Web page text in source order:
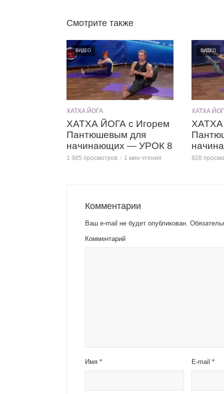
Смотрите также
ВИДЕО
ХАТХА ЙОГА
ХАТХА ЙОГА с Игорем
Пантюшевым для
начинающих — УРОК 8
1 985 просмотров 1 мин чтения
ВИДЕО
ХАТХА
ХАТХА
928
Комментарии
Ваш e-mail не будет опубликован.
Комментарий
Имя * E-mail*